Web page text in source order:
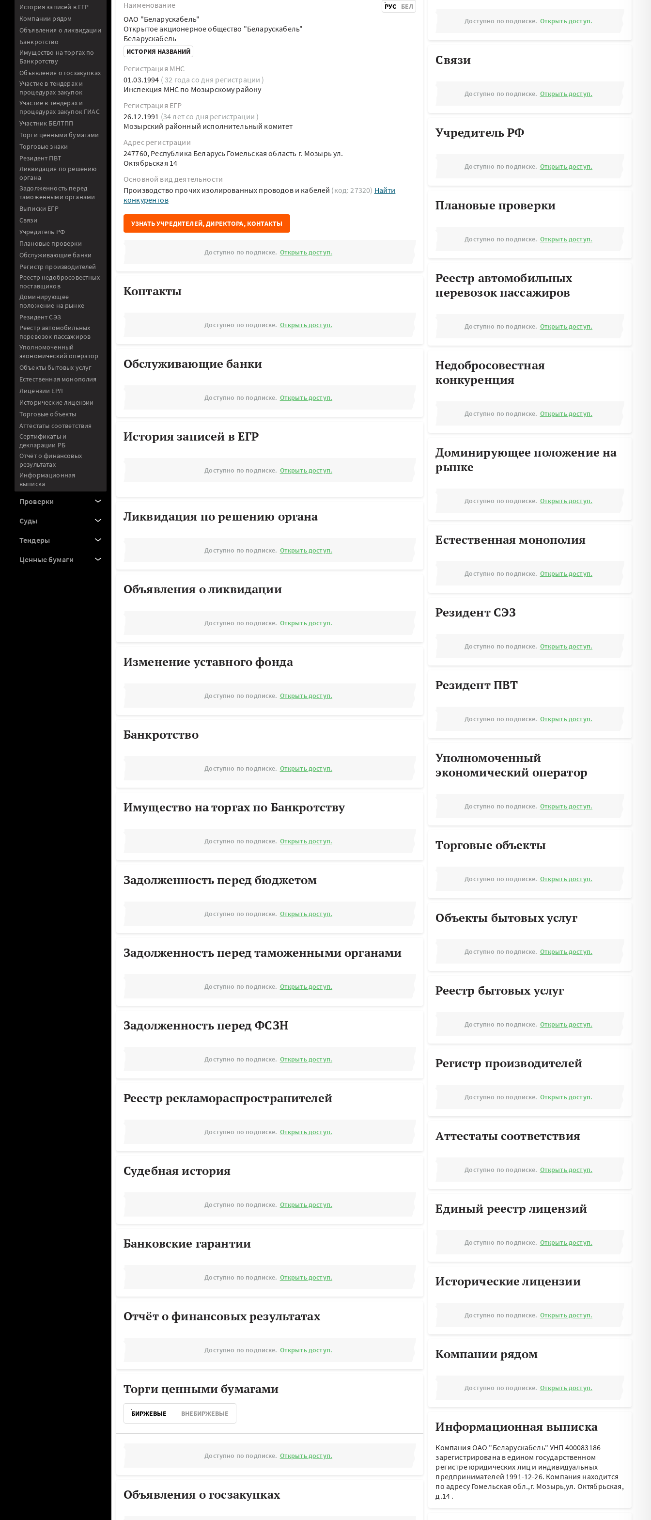
История записей в ЕГР
Компании рядом
Объявления о ликвидации
Банкротство
Имущество на торгах по
Банкротству
Объявления о госзакупках
Участие в тендерах и
процедурах закупок
Участие в тендерах и
процедурах закупок ГИАС
Участник БЕЛТПП
Торги ценными бумагами
Торговые знаки
Резидент ПВТ
Ликвидация по решению
органа
Задолженность перед
таможенными органами
Выписки ЕГР
Связи
Учредитель РФ
Плановые проверки
Обслуживающие банки
Регистр производителей
Реестр недобросовестных
поставщиков
Доминирующее
положение на рынке
Резидент СЭЗ
Реестр автомобильных
перевозок пассажиров
Уполномоченный
экономический оператор
Объекты бытовых услуг
Естественная монополия
Лицензии ЕРЛ
Исторические лицензии
Торговые объекты
Аттестаты соответствия
Сертификаты и
декларации РБ
Отчёт о финансовых
результатах
Информационная
выписка
Проверки
Суды
Тендеры
Ценные бумаги
Наименование
РУС БЕЛ
ОАО "Беларускабель"
Открытое акционерное общество "Беларускабель"
Беларускабель
ИСТОРИЯ НАЗВАНИЙ
Регистрация МНС
01.03.1994 ( 32 года со дня регистрации )
Инспекция МНС по Мозырскому району
Регистрация ЕГР
26.12.1991 (34 лет со дня регистрации )
Мозырский районный исполнительный комитет
Адрес регистрации
247760, Республика Беларусь Гомельская область г. Мозырь ул.
Октябрьская 14
Основной вид деятельности
Производство прочих изолированных проводов и кабелей (код: 27320) Найти
конкурентов
УЗНАТЬ УЧРЕДИТЕЛЕЙ, ДИРЕКТОРА, КОНТАКТЫ
Доступно по подписке. Открыть доступ.
Контакты
Доступно по подписке. Открыть доступ.
Обслуживающие банки
Доступно по подписке. Открыть доступ.
История записей в ЕГР
Доступно по подписке. Открыть доступ.
Ликвидация по решению органа
Доступно по подписке. Открыть доступ.
Объявления о ликвидации
Доступно по подписке. Открыть доступ.
Изменение уставного фонда
Доступно по подписке. Открыть доступ.
Банкротство
Доступно по подписке. Открыть доступ.
Имущество на торгах по Банкротству
Доступно по подписке. Открыть доступ.
Задолженность перед бюджетом
Доступно по подписке. Открыть доступ.
Задолженность перед таможенными органами
Доступно по подписке. Открыть доступ.
Задолженность перед ФСЗН
Доступно по подписке. Открыть доступ.
Реестр рекламораспространителей
Доступно по подписке. Открыть доступ.
Судебная история
Доступно по подписке. Открыть доступ.
Банковские гарантии
Доступно по подписке. Открыть доступ.
Отчёт о финансовых результатах
Доступно по подписке. Открыть доступ.
Торги ценными бумагами
БИРЖЕВЫЕ ВНЕБИРЖЕВЫЕ
Доступно по подписке. Открыть доступ.
Объявления о госзакупках
Доступно по подписке. Открыть доступ.
Связи
Доступно по подписке. Открыть доступ.
Учредитель РФ
Доступно по подписке. Открыть доступ.
Плановые проверки
Доступно по подписке. Открыть доступ.
Реестр автомобильных
перевозок пассажиров
Доступно по подписке. Открыть доступ.
Недобросовестная
конкуренция
Доступно по подписке. Открыть доступ.
Доминирующее положение на
рынке
Доступно по подписке. Открыть доступ.
Естественная монополия
Доступно по подписке. Открыть доступ.
Резидент СЭЗ
Доступно по подписке. Открыть доступ.
Резидент ПВТ
Доступно по подписке. Открыть доступ.
Уполномоченный
экономический оператор
Доступно по подписке. Открыть доступ.
Торговые объекты
Доступно по подписке. Открыть доступ.
Объекты бытовых услуг
Доступно по подписке. Открыть доступ.
Реестр бытовых услуг
Доступно по подписке. Открыть доступ.
Регистр производителей
Доступно по подписке. Открыть доступ.
Аттестаты соответствия
Доступно по подписке. Открыть доступ.
Единый реестр лицензий
Доступно по подписке. Открыть доступ.
Исторические лицензии
Доступно по подписке. Открыть доступ.
Компании рядом
Доступно по подписке. Открыть доступ.
Информационная выписка
Компания ОАО "Беларускабель" УНП 400083186
зарегистрирована в едином государственном
регистре юридических лиц и индивидуальных
предпринимателей 1991-12-26. Компания находится
по адресуГомельская обл.,г. Мозырь,ул. Октябрьская,
д.14 .